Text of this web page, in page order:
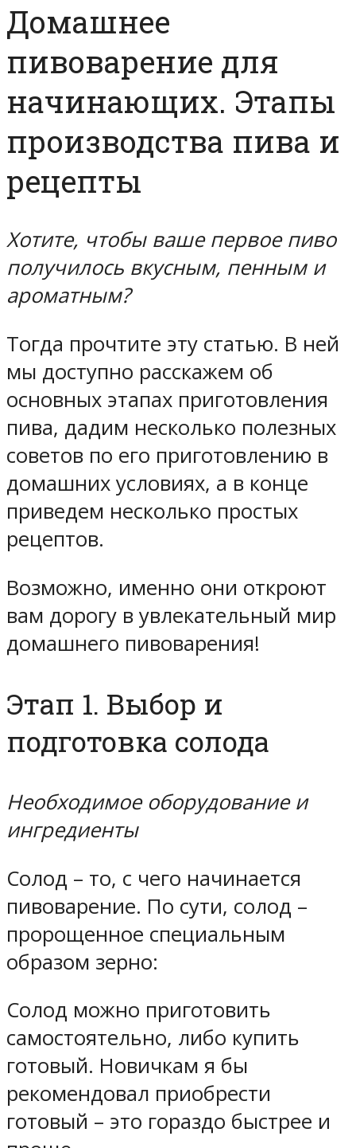
Домашнее
пивоварение для
начинающих. Этапы
производства пива и
рецепты
Хотите, чтобы ваше первое пиво
получилось вкусным, пенным и
ароматным?
Тогда прочтите эту статью. В ней
мы доступно расскажем об
основных этапах приготовления
пива, дадим несколько полезных
советов по его приготовлению в
домашних условиях, а в конце
приведем несколько простых
рецептов.
Возможно, именно они откроют
вам дорогу в увлекательный мир
домашнего пивоварения!
Этап 1. Выбор и
подготовка солода
Необходимое оборудование и
ингредиенты
Солод – то, с чего начинается
пивоварение. По сути, солод –
пророщенное специальным
образом зерно:
Солод можно приготовить
самостоятельно, либо купить
готовый. Новичкам я бы
рекомендовал приобрести
готовый – это гораздо быстрее и